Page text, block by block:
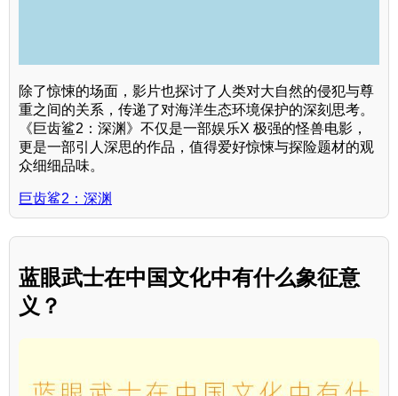
除了惊悚的场面，影片也探讨了人类对大自然的侵犯与尊
重之间的关系，传递了对海洋生态环境保护的深刻思考。
《巨齿鲨2：深渊》不仅是一部娱乐X 极强的怪兽电影，
更是一部引人深思的作品，值得爱好惊悚与探险题材的观
众细细品味。
巨齿鲨2：深渊
蓝眼武士在中国文化中有什么象征意
义？